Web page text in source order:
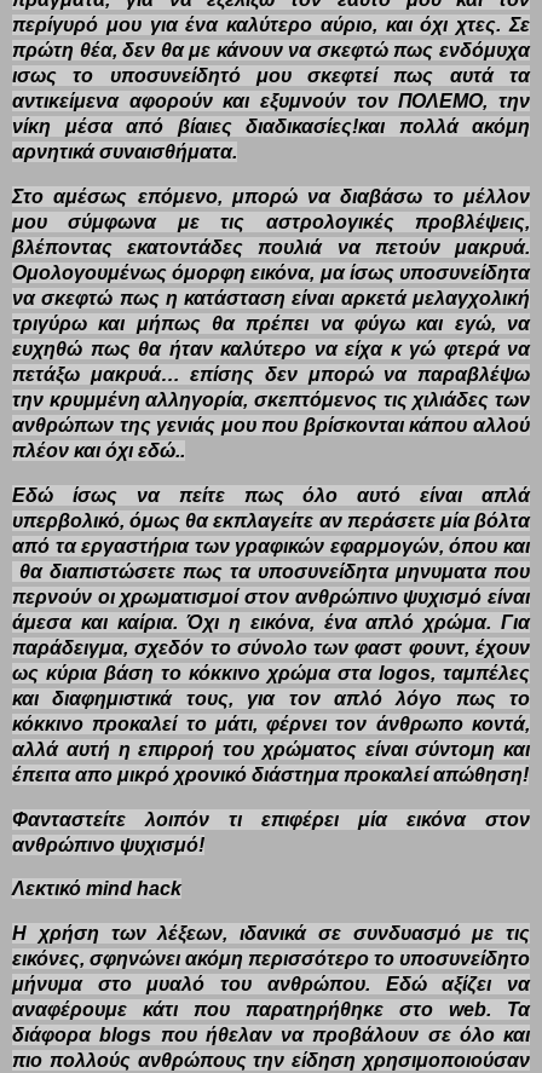
περίγυρό μου για ένα καλύτερο αύριο, και όχι χτες. Σε
πρώτη θέα, δεν θα με κάνουν να σκεφτώ πως ενδόμυχα
ισως το υποσυνείδητό μου σκεφτεί πως αυτά τα
αντικείμενα αφορούν και εξυμνούν τον ΠΟΛΕΜΟ, την
νίκη μέσα από βίαιες διαδικασίες!και πολλά ακόμη
αρνητικά συναισθήματα.
Στο αμέσως επόμενο, μπορώ να διαβάσω το μέλλον
μου σύμφωνα με τις αστρολογικές προβλέψεις,
βλέποντας εκατοντάδες πουλιά να πετούν μακρυά.
Ομολογουμένως όμορφη εικόνα, μα ίσως υποσυνείδητα
να σκεφτώ πως η κατάσταση είναι αρκετά μελαγχολική
τριγύρω και μήπως θα πρέπει να φύγω και εγώ, να
ευχηθώ πως θα ήταν καλύτερο να είχα κ γώ φτερά να
πετάξω μακρυά… επίσης δεν μπορώ να παραβλέψω
την κρυμμένη αλληγορία, σκεπτόμενος τις χιλιάδες των
ανθρώπων της γενιάς μου που βρίσκονται κάπου αλλού
πλέον και όχι εδώ..
Εδώ ίσως να πείτε πως όλο αυτό είναι απλά
υπερβολικό, όμως θα εκπλαγείτε αν περάσετε μία βόλτα
από τα εργαστήρια των γραφικών εφαρμογών, όπου και
θα διαπιστώσετε πως τα υποσυνείδητα μηνυματα που
περνούν οι χρωματισμοί στον ανθρώπινο ψυχισμό είναι
άμεσα και καίρια. Όχι η εικόνα, ένα απλό χρώμα. Για
παράδειγμα, σχεδόν το σύνολο των φαστ φουντ, έχουν
ως κύρια βάση το κόκκινο χρώμα στα logos, ταμπέλες
και διαφημιστικά τους, για τον απλό λόγο πως το
κόκκινο προκαλεί το μάτι, φέρνει τον άνθρωπο κοντά,
αλλά αυτή η επιρροή του χρώματος είναι σύντομη και
έπειτα απο μικρό χρονικό διάστημα προκαλεί απώθηση!
Φανταστείτε λοιπόν τι επιφέρει μία εικόνα στον
ανθρώπινο ψυχισμό!
Λεκτικό mind hack
Η χρήση των λέξεων, ιδανικά σε συνδυασμό με τις
εικόνες, σφηνώνει ακόμη περισσότερο το υποσυνείδητο
μήνυμα στο μυαλό του ανθρώπου. Εδώ αξίζει να
αναφέρουμε κάτι που παρατηρήθηκε στο web. Τα
διάφορα blogs που ήθελαν να προβάλουν σε όλο και
πιο πολλούς ανθρώπους την είδηση χρησιμοποιούσαν